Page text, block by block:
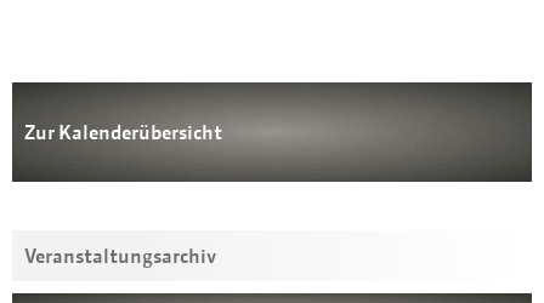
Zur Kalenderübersicht
Veranstaltungsarchiv